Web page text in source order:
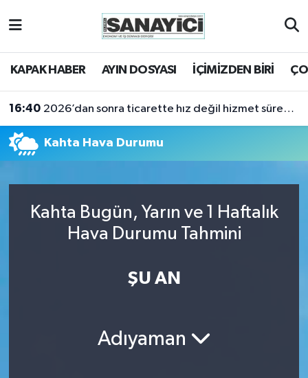
KAPAK HABER AYIN DOSYASI İÇİMİZDEN BİRİ
16:40 2026’dan sonra ticarette hız değil hizmet sürekliliği öne çıkacak
Kahta Hava Durumu
Kahta Bugün, Yarın ve 1 Haftalık
Hava Durumu Tahmini
ŞU AN
Adıyaman
Tekirdağ Nöbetçi Eczaneler
Tüm Manşetler